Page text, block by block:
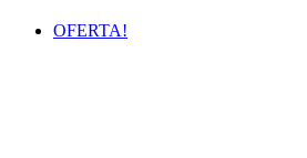
OFERTA!